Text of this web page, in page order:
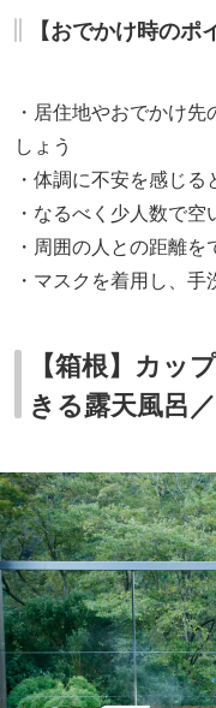
【おでかけ時のポ
・居住地やおでかけ
しょう
・体調に不安を感じ
・なるべく少人数で
・周囲の人との距離
・マスクを着用し、
【箱根】カッ
きる露天風呂